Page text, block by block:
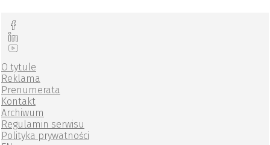
O tytule
Reklama
Prenumerata
Kontakt
Archiwum
Regulamin serwisu
Polityka prywatności